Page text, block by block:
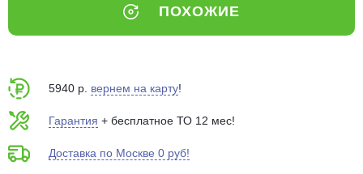
ПОХОЖИЕ
5940 р. вернем на карту!
Гарантия + бесплатное ТО 12 мес!
Доставка по Москве 0 руб!
Оставшиеся75% будут
Подробнее